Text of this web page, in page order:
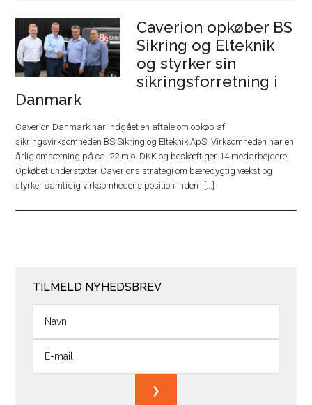
Caverion opkøber BS
Sikring og Elteknik
og styrker sin
sikringsforretning i
Danmark
Caverion Danmark har indgået en aftale om opkøb af
sikringsvirksomheden BS Sikring og Elteknik ApS. Virksomheden har en
årlig omsætning på ca. 22 mio. DKK og beskæftiger 14 medarbejdere.
Opkøbet understøtter Caverions strategi om bæredygtig vækst og
styrker samtidig virksomhedens position inden
TILMELD NYHEDSBREV